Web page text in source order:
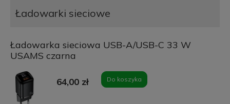
Ładowarki sieciowe
Ładowarka sieciowa USB-A/USB-C 33 W
USAMS czarna
64,00 zł Do koszyka